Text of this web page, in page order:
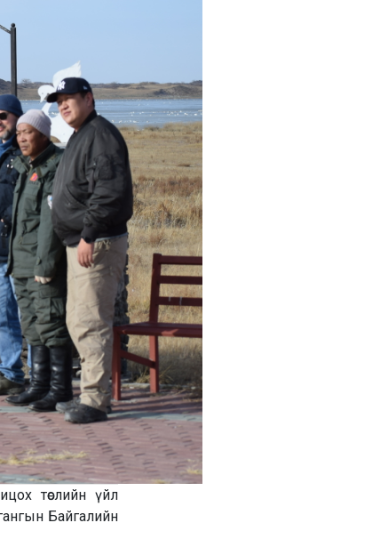
төслийн үйл
Байгалийн